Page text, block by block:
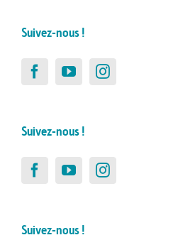
Suivez-nous !
Suivez-nous !
Suivez-nous !